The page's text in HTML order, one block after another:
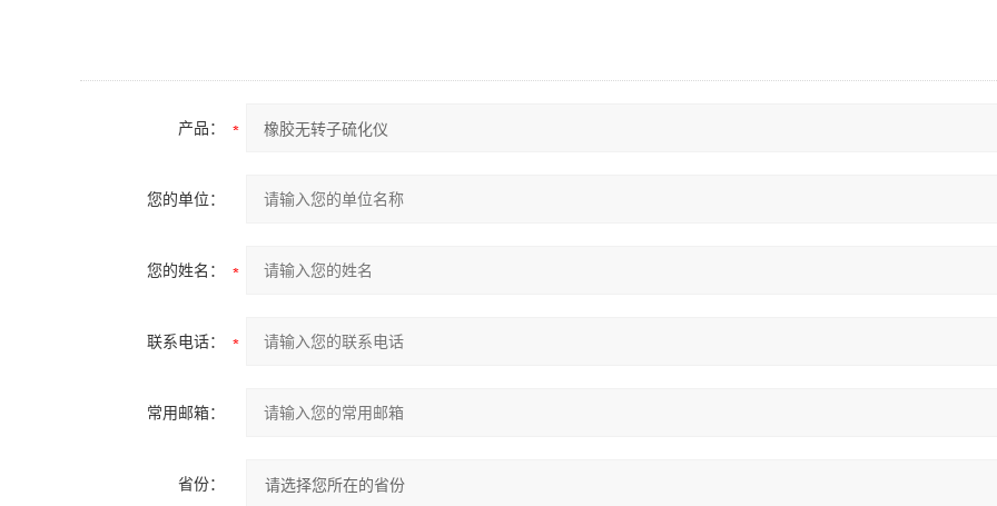
产品：
您的单位：
您的姓名：
联系电话：
常用邮箱：
省份：